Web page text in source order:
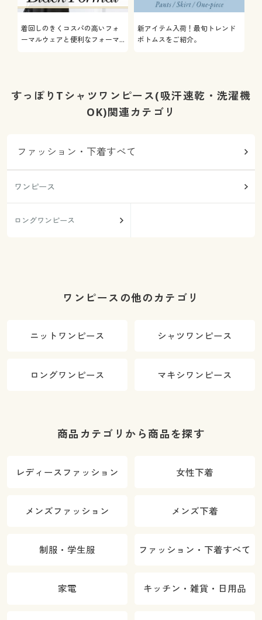
着回しのきくコスパの高いフォ
ーマルウェアと便利なフォーマ
新アイテム入荷！最旬トレンド
ボトムスをご紹介。
すっぽりTシャツワンピース(吸汗速乾・洗濯機
OK)関連カテゴリ
ファッション・下着すべて
ワンピース
ロングワンピース
ワンピースの他のカテゴリ
ニットワンピース シャツワンピース
ロングワンピース マキシワンピース
商品カテゴリから商品を探す
レディースファッション 女性下着
メンズファッション メンズ下着
制服・学生服 ファッション・下着すべて
家電 キッチン・雑貨・日用品